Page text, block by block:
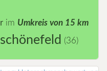
im Umkreis von 15 km
(36)